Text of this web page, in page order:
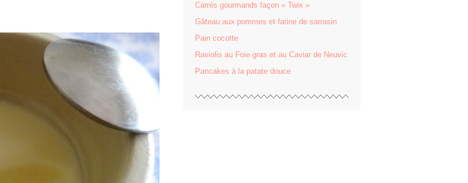
Carrés gourmands façon « Twix »
Gâteau aux pommes et farine de sarrasin
Pain cocotte
Raviolis au Foie gras et au Caviar de Neuvic
Pancakes à la patate douce